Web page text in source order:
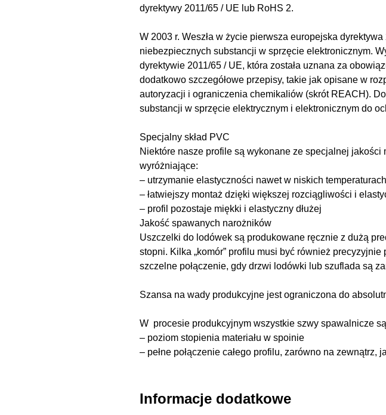
dyrektywy 2011/65 / UE lub RoHS 2.
W 2003 r. Weszła w życie pierwsza europejska
niebezpiecznych substancji w sprzęcie elektronicznym.
dyrektywie 2011/65 / UE, która została uznana za
dodatkowo szczegółowe przepisy, takie jak opisane w
autoryzacji i ograniczenia chemikaliów (skrót REACH).
substancji w sprzęcie elektrycznym i elektronicznym do
Specjalny skład PVC
Niektóre nasze profile są wykonane ze specjalnej
wyróżniające:
– utrzymanie elastyczności nawet w niskich temperaturach
– łatwiejszy montaż dzięki większej rozciągliwości i
– profil pozostaje miękki i elastyczny dłużej
Jakość spawanych narożników
Uszczelki do lodówek są produkowane ręcznie z dużą
stopni. Kilka „komór” profilu musi być również
szczelne połączenie, gdy drzwi lodówki lub szuflada są
Szansa na wady produkcyjne jest ograniczona do
W procesie produkcyjnym wszystkie szwy spawalnicze
– poziom stopienia materiału w spoinie
– pełne połączenie całego profilu, zarówno na zewnątrz,
Informacje dodatkowe